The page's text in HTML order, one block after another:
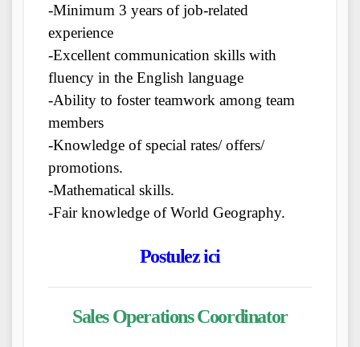
-Minimum 3 years of job-related
experience
-Excellent communication skills with
fluency in the English language
-Ability to foster teamwork among team
members
-Knowledge of special rates/ offers/
promotions.
-Mathematical skills.
-Fair knowledge of World Geography.
Postulez ici
Sales Operations Coordinator